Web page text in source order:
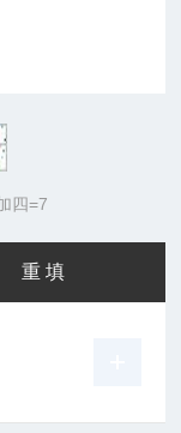
四=7